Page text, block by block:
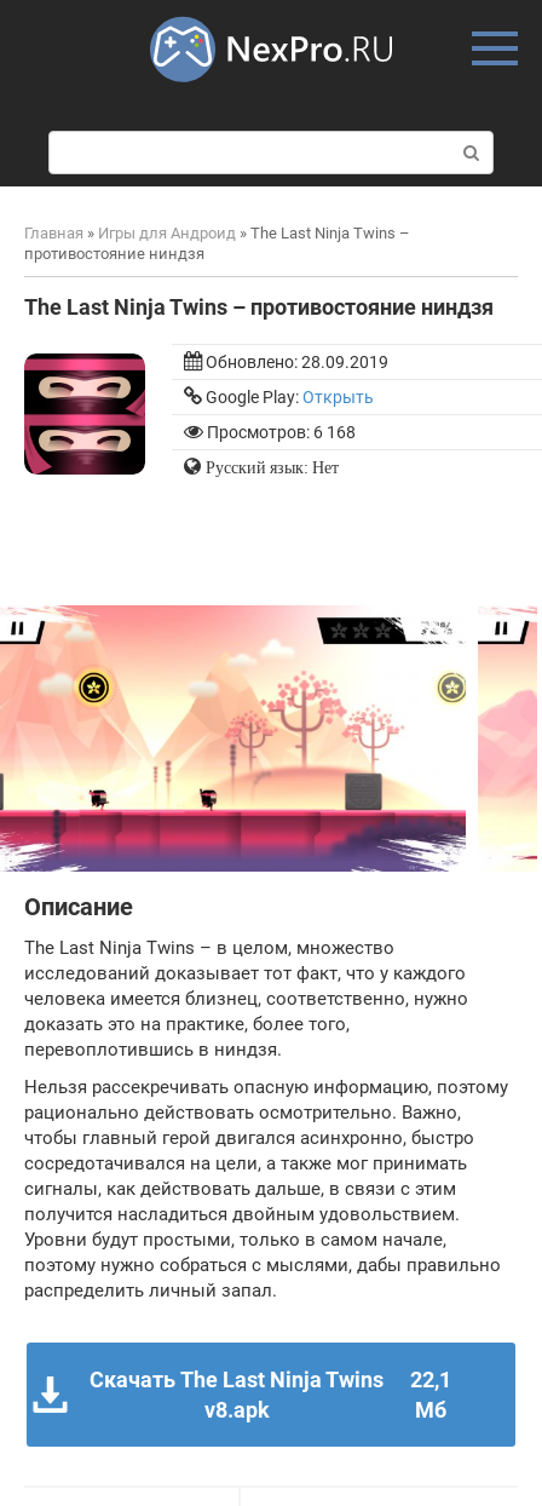
о
и
к
Главная » Игры для Андроид » The Last Ninja Twins –
противостояние ниндзя
The Last Ninja Twins – противостояние ниндзя
Обновлено:28.09.2019
Google Play:Открыть
Просмотров: 6 168
Русский язык: Нет
Описание
The Last Ninja Twins – в целом, множество
исследований доказывает тот факт, что у каждого
человека имеется близнец, соответственно, нужно
доказать это на практике, более того,
перевоплотившись в ниндзя.
Нельзя рассекречивать опасную информацию, поэтому
рационально действовать осмотрительно. Важно,
чтобы главный герой двигался асинхронно, быстро
сосредотачивался на цели, а также мог принимать
сигналы, как действовать дальше, в связи с этим
получится насладиться двойным удовольствием.
Уровни будут простыми, только в самом начале,
поэтому нужно собраться с мыслями, дабы правильно
распределить личный запал.
Скачать The Last Ninja Twins
v8.apk
22,1
Мб